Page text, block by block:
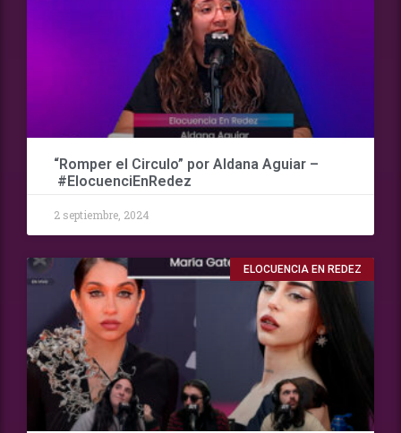
“Romper el Circulo” por Aldana Aguiar –
#ElocuenciEnRedez
2 septiembre, 2024
ELOCUENCIA EN REDEZ